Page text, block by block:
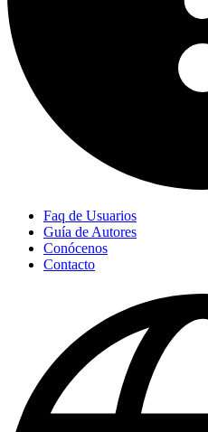
Faq de Usuarios
Guía de Autores
Conócenos
Contacto